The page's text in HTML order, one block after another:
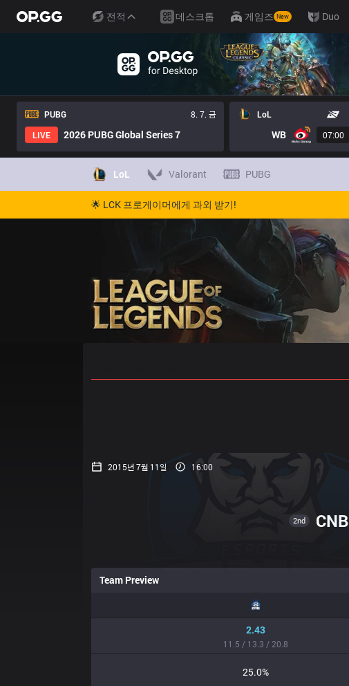
전적 데스크톱 게임즈 New Duo
PUBG
8. 7. 금
LIVE
2026 PUBG Global Series 7
LoL
WB 07:00
LoL Valorant PUBG
🌟 LCK 프로게이머에게 과외 받기!
2015년 7월 11일 16:00
2nd CNB
Team Preview
2.43
11.5 / 13.3 / 20.8
25.0%